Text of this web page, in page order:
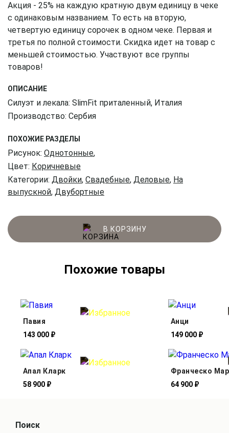
Акция - 25% на каждую кратную двум единицу в чеке
с одинаковым названием. То есть на вторую,
четвертую единицу сорочек в одном чеке. Первая и
третья по полной стоимости. Скидка идет на товар с
меньшей стоимостью. Участвуют все группы
товаров!
ОПИСАНИЕ
Силуэт и лекала: SlimFit приталенный, Италия
Производство: Сербия
ПОХОЖИЕ РАЗДЕЛЫ
Рисунок: Однотонные,
Цвет: Коричневые
Категории: Двойки, Свадебные, Деловые, На
выпускной, Двубортные
В КОРЗИНУ
Похожие товары
Павия
143 000 ₽
Анци
149 000 ₽
Апал Кларк
58 900 ₽
Франческо
64 900 ₽
Поиск